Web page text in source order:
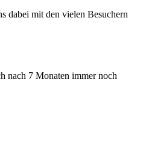
dabei mit den vielen Besuchern
nach 7 Monaten immer noch